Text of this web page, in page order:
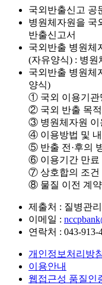
국외반출신고 공
병원체자원을 국
반출신고서
국외반출 병원체
(자유양식) : 병
국외반출 병원체
양식)
① 국외 이용기관
② 국외 반출 목적
③ 병원체자원 이
④ 이용방법 및
⑤ 반출 전·후의
⑥ 이용기간 만료
⑦ 상호합의 조건
⑧ 물질 이전 계
제출처 : 질병관
이메일 :
연락처 : 043-913-
개인정보처리방
이용안내
웹접근성 품질인